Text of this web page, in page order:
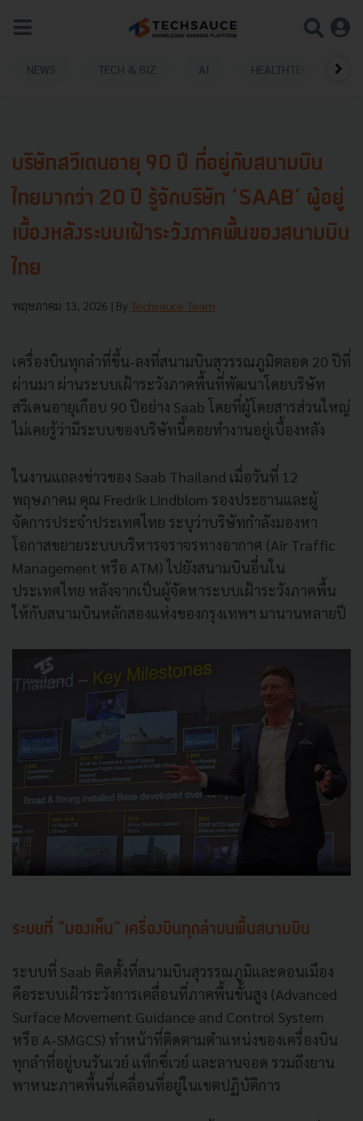
NEWS TECH & BIZ AI HEALTHTECH
บริษัทสวีเดนอายุ 90 ปี ที่อยู่กับสนามบิน
ไทยมากว่า 20 ปี รู้จักบริษัท ‘SAAB’ ผู้อยู่
เบื้องหลังระบบเฝ้าระวังภาคพื้นของสนามบิน
ไทย
พฤษภาคม 13, 2026 | By Techsauce Team
เครื่องบินทุกลำที่ขึ้น-ลงที่สนามบินสุวรรณภูมิตลอด 20 ปีที่
ผ่านมา ผ่านระบบเฝ้าระวังภาคพื้นที่พัฒนาโดยบริษัท
สวีเดนอายุเกือบ 90 ปีอย่าง Saab โดยที่ผู้โดยสารส่วนใหญ่
ไม่เคยรู้ว่ามีระบบของบริษัทนี้คอยทำงานอยู่เบื้องหลัง
ในงานแถลงข่าวของ Saab Thailand เมื่อวันที่ 12
พฤษภาคม คุณ Fredrik Lindblom รองประธานและผู้
จัดการประจำประเทศไทย ระบุว่าบริษัทกำลังมองหา
โอกาสขยายระบบบริหารจราจรทางอากาศ (Air Traffic
Management หรือ ATM) ไปยังสนามบินอื่นใน
ประเทศไทย หลังจากเป็นผู้จัดหาระบบเฝ้าระวังภาคพื้น
ให้กับสนามบินหลักสองแห่งของกรุงเทพฯ มานานหลายปี
ระบบที่ "มองเห็น" เครื่องบินทุกลำบนพื้นสนามบิน
ระบบที่ Saab ติดตั้งที่สนามบินสุวรรณภูมิและดอนเมือง
คือระบบเฝ้าระวังการเคลื่อนที่ภาคพื้นขั้นสูง (Advanced
Surface Movement Guidance and Control System
หรือ A-SMGCS) ทำหน้าที่ติดตามตำแหน่งของเครื่องบิน
ทุกลำที่อยู่บนรันเวย์ แท็กซี่เวย์ และลานจอด รวมถึงยาน
พาหนะภาคพื้นที่เคลื่อนที่อยู่ในเขตปฏิบัติการ